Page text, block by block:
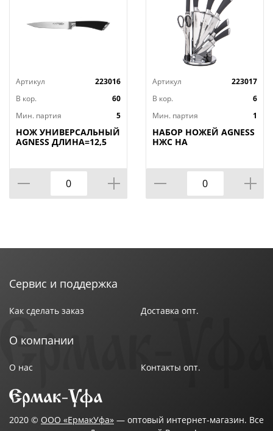
Артикул
223016
В кор.
60
Мин. партия
5
НОЖ УНИВЕРСАЛЬНЫЙ
AGNESS ДЛИНА=12,5
Артикул
223017
В кор.
6
Мин. партия
1
НАБОР НОЖЕЙ AGNESS
НЖС НА
ПОДСТАВКЕ 8 ПР.,
КОР=6НАБОР.
Сервис и поддержка
Как сделать заказ Доставка опт.
О компании
О нас Контакты опт.
2020 © ООО «ЕрмакУфа» — оптовый интернет-магазин. Все